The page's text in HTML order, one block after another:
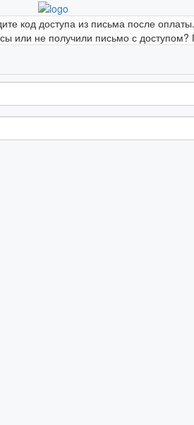
код доступа из письма после
или не получили письмо с